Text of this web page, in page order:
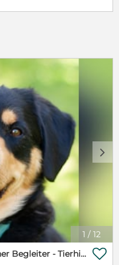
1 / 12
d
Cellon - gemütlicher, verträglicher Begleiter - Tierhilfe Franken e.V. 